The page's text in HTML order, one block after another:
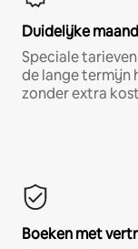
Duidelijke
Speciale
de lange termijn
zonder extra
Boeken met